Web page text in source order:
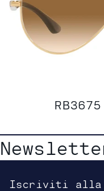
Iscriviti alla